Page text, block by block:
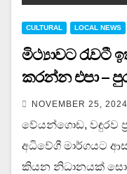
CULTURAL LOCAL NEWS
මිථ්‍යාවට රැවටී
කරන්න එපා –
NOVEMBER 25, 2024
වේයන්ගොඩ, වඳුරව
අධිවේගී මාර්ගයට
කියන නිධානයක්